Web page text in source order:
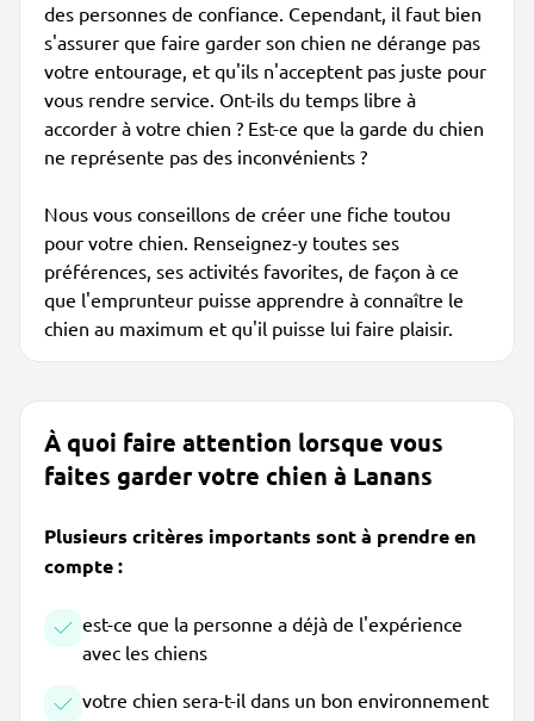
des personnes de confiance. Cependant, il faut bien
s'assurer que faire garder son chien ne dérange pas
votre entourage, et qu'ils n'acceptent pas juste pour
vous rendre service. Ont-ils du temps libre à
accorder à votre chien ? Est-ce que la garde du chien
ne représente pas des inconvénients ?
Nous vous conseillons de créer une fiche toutou
pour votre chien. Renseignez-y toutes ses
préférences, ses activités favorites, de façon à ce
que l'emprunteur puisse apprendre à connaître le
chien au maximum et qu'il puisse lui faire plaisir.
À quoi faire attention lorsque vous
faites garder votre chien à Lanans
Plusieurs critères importants sont à prendre en
compte :
est-ce que la personne a déjà de l'expérience
avec les chiens
votre chien sera-t-il dans un bon environnement